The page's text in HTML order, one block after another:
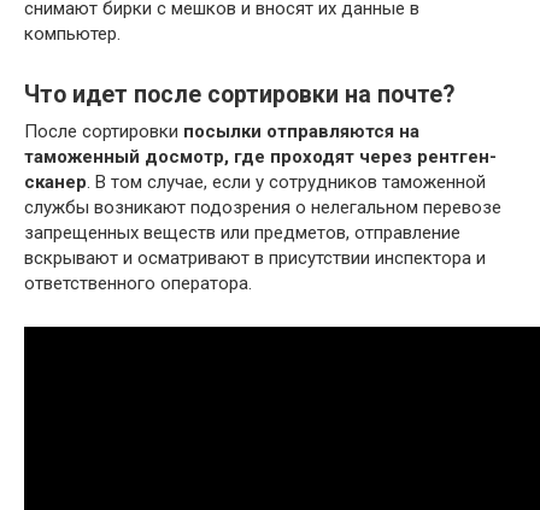
снимают бирки с мешков и вносят их данные в
компьютер.
Что идет после сортировки на почте?
После сортировки посылки отправляются на
таможенный досмотр, где проходят через рентген-
сканер. В том случае, если у сотрудников таможенной
службы возникают подозрения о нелегальном перевозе
запрещенных веществ или предметов, отправление
вскрывают и осматривают в присутствии инспектора и
ответственного оператора.